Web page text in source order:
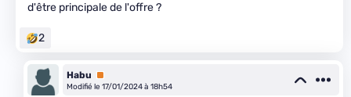
d'être principale de l'offre ?
2
Habu
Premium
Modifié le 17/01/2024 à 18h54